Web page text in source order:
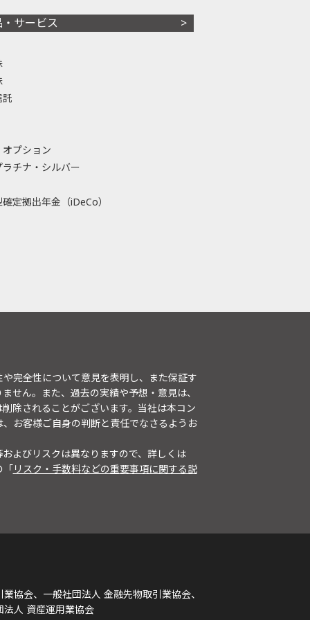
・サービス
託
プション
ラチナ・シルバー
定拠出年金（iDeCo）
完全性について意見を表明し、また保証す
せん。また、過去の実績や予想・意見は、
除されることがございます。当社は本コン
お客様ご自身の判断と責任でなさるようお
よびリスクは異なりますので、詳しくは
「リスク・手数料などの重要事項に関する説
協会、一般社団法人 金融先物取引業協会、
人 資産運用業協会